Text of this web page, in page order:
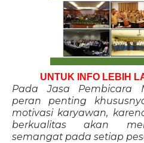
UNTUK INFO LEBIH
Pada Jasa Pembicara
peran penting
motivasi karyawan,
berkualitas akan
semangat pada setiap